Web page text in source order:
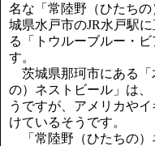
名な「常陸野（ひたち
城県水戸市のJR水戸駅
る「トウルーブルー・
す。
茨城県那珂市にある「
の）ネストビール」は
うですが、アメリカや
けているそうです。
「常陸野（ひたちの）